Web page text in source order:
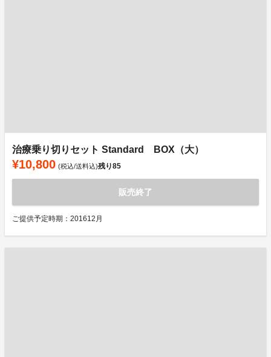
治療乗り切りセット Standard BOX（大）
¥10,800 (税込/送料込)残り85
販売終了
ご提供予定時期：201612月